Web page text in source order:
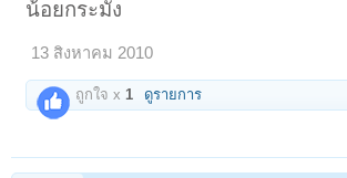
น้อยกระมัง
13 สิงหาคม 2010
ถูกใจ x 1 ดูรายการ